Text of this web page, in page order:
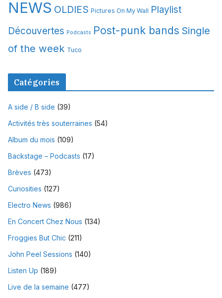
NEWS OLDIES Pictures On My Wall Playlist
Découvertes Podcasts Post-punk bands Single
of the week Tuco
Catégories
A side / B side (39)
Activités très souterraines (54)
Album du mois (109)
Backstage – Podcasts (17)
Brèves (473)
Curiosities (127)
Electro News (986)
En Concert Chez Nous (134)
Froggies But Chic (211)
John Peel Sessions (140)
Listen Up (189)
Live de la semaine (477)